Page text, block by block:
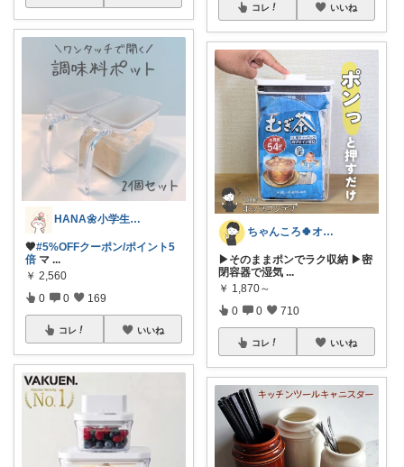
HANA🌼小学生ママ
🤎#5%OFFクーポン/ポイント5
倍 マ ...
￥ 2,560
0 0 169
コレ いいね
コレ いいね
ちゃんころ🍀オリ写/インテリア/キッズ
▶そのままポンでラク収納 ▶密
閉容器で湿気 ...
￥ 1,870～
0 0 710
コレ いいね